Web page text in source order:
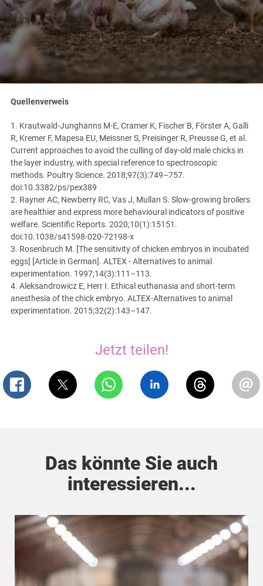
Quellenverweis
1. Krautwald-Junghanns M-E, Cramer K, Fischer B, Förster A, Galli
R, Kremer F, Mapesa EU, Meissner S, Preisinger R, Preusse G, et al.
Current approaches to avoid the culling of day-old male chicks in
the layer industry, with special reference to spectroscopic
methods. Poultry Science. 2018;97(3):749–757.
doi:10.3382/ps/pex389
2. Rayner AC, Newberry RC, Vas J, Mullan S. Slow-growing broilers
are healthier and express more behavioural indicators of positive
welfare. Scientific Reports. 2020;10(1):15151.
doi:10.1038/s41598-020-72198-x
3. Rosenbruch M. [The sensitivity of chicken embryos in incubated
eggs] [Article in German]. ALTEX - Alternatives to animal
experimentation. 1997;14(3):111–113.
4. Aleksandrowicz E, Herr I. Ethical euthanasia and short-term
anesthesia of the chick embryo. ALTEX-Alternatives to animal
experimentation. 2015;32(2):143–147.
Jetzt teilen!
Das könnte Sie auch
interessieren...